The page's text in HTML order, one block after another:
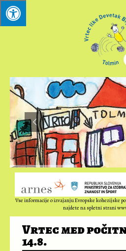
Vse informacije o izvajanju Evropske kohezijske
najdete na spletni strani
Vrtec med
14.8.